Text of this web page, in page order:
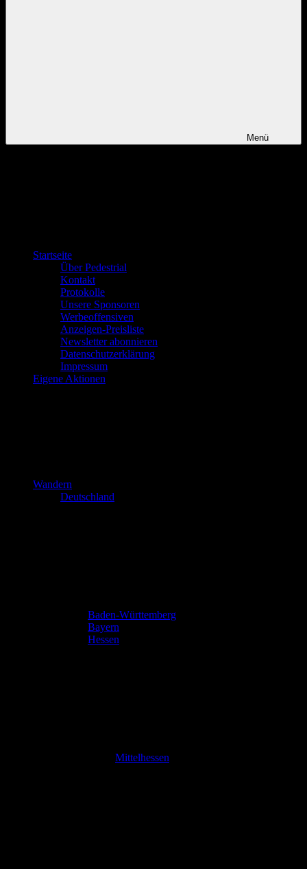
Menü
Startseite
Über Pedestrial
Kontakt
Protokolle
Unsere Sponsoren
Werbeoffensiven
Anzeigen-Preisliste
Newsletter abonnieren
Datenschutzerklärung
Impressum
Eigene Aktionen
Wandern
Deutschland
Baden-Württemberg
Bayern
Hessen
Mittelhessen